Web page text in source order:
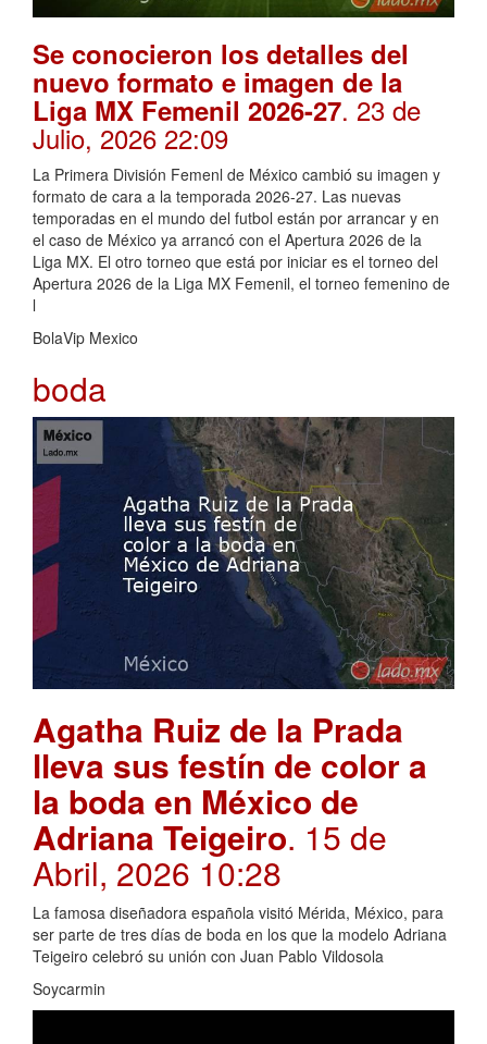
Se conocieron los detalles del
nuevo formato e imagen de la
Liga MX Femenil 2026-27. 23 de
Julio, 2026 22:09
La Primera División Femenl de México cambió su imagen y
formato de cara a la temporada 2026-27. Las nuevas
temporadas en el mundo del futbol están por arrancar y en
el caso de México ya arrancó con el Apertura 2026 de la
Liga MX. El otro torneo que está por iniciar es el torneo del
Apertura 2026 de la Liga MX Femenil, el torneo femenino de
l
BolaVip Mexico
boda
Agatha Ruiz de la Prada
lleva sus festín de color a
la boda en México de
Adriana Teigeiro. 15 de
Abril, 2026 10:28
La famosa diseñadora española visitó Mérida, México, para
ser parte de tres días de boda en los que la modelo Adriana
Teigeiro celebró su unión con Juan Pablo Vildosola
Soycarmin